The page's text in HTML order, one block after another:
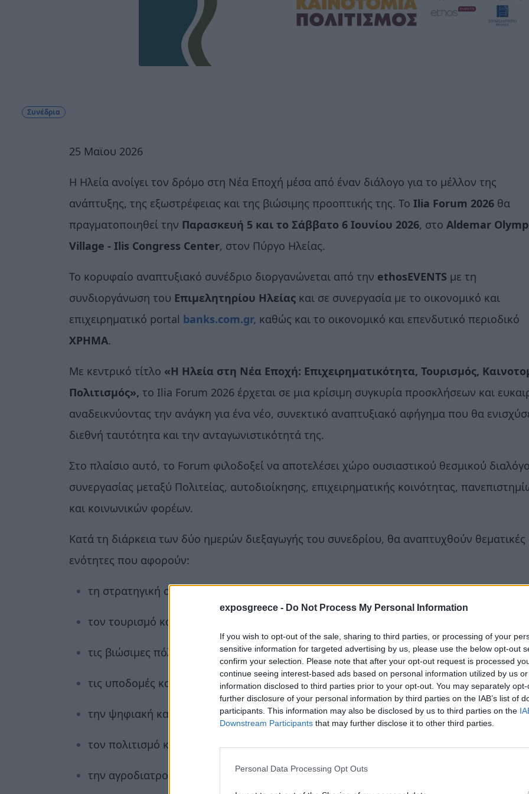
exposgreece - Do Not Process My Personal Information
If you wish to opt-out of the sale, sharing to third parties, or processing of your
sensitive information for targeted advertising by us, please use the below opt-out
confirm your selection. Please note that after your opt-out request is processed
continue seeing interest-based ads based on personal information utilized by us
information disclosed to third parties prior to your opt-out. You may separately
further disclosure of your personal information by third parties on the IAB’s list of
participants. This information may also be disclosed by us to third parties on the
Downstream Participants that may further disclose it to other third parties.
Personal Data Processing Opt Outs
Συνέδρια
25 Μαϊου 2026
Η Ηλεία ανοίγει τον δρόμο στη Νέα Εποχή μέσα από έναν διάλογο για το μέλλον της
ανάπτυξης, της εξωστρέφειας και της βιώσιμης προοπτικής της. Το Ilia Forum 2026 θα
πραγματοποιηθεί την Παρασκευή 5 και το Σάββατο 6 Ιουνίου 2026, στο Aldemar
Village - Ilis Congress Center, στον Πύργο Ηλείας.
Το κορυφαίο αναπτυξιακό συνέδριο διοργανώνεται από την ethosEVENTS με τη
συνδιοργάνωση του Επιμελητηρίου Ηλείας και σε συνεργασία με το οικονομικό και
επιχειρηματικό portal banks.com.gr, καθώς και το οικονομικό και επενδυτικό περιοδικό
ΧΡΗΜΑ.
Με κεντρικό τίτλο «Η Ηλεία στη Νέα Εποχή: Επιχειρηματικότητα, Τουρισμός,
Πολιτισμός», το Ilia Forum 2026 έρχεται σε μια κρίσιμη συγκυρία προσκλήσεων και
αναδεικνύοντας την ανάγκη για ένα νέο, συνεκτικό αναπτυξιακό αφήγημα που θα
διεθνή ταυτότητα και την ανταγωνιστικότητά της.
Στο πλαίσιο αυτό, το Forum φιλοδοξεί να αποτελέσει χώρο ουσιαστικού θεσμικού
συνεργασίας μεταξύ Πολιτείας, αυτοδιοίκησης, επιχειρηματικής κοινότητας,
και κοινωνικών φορέων.
Κατά τη διάρκεια των δύο ημερών διεξαγωγής του συνεδρίου, θα αναπτυχθούν θεματικές
ενότητες που αφορούν:
τη στρατηγική σύνδεση δήμων και περιφέρειας,
τον τουρισμό και το destination branding,
τις βιώσιμες πόλεις και την κλιματική ανθεκτικότητα,
τις υποδομές και τη συνδεσιμότητα,
την ψηφιακή καινοτομία και τον μετασχηματισμό,
τον πολιτισμό και τον αθλητικό τουρισμό,
την αγροδιατροφή και τη γαστρονομική ταυτότητα της Ηλείας.